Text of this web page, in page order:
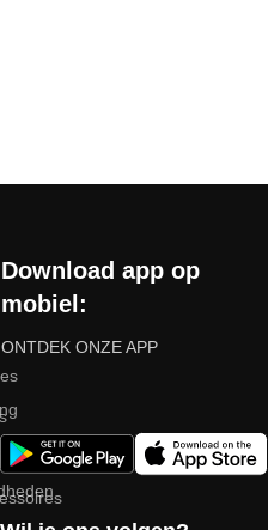
Download app op
mobiel:
ONTDEK ONZE APP